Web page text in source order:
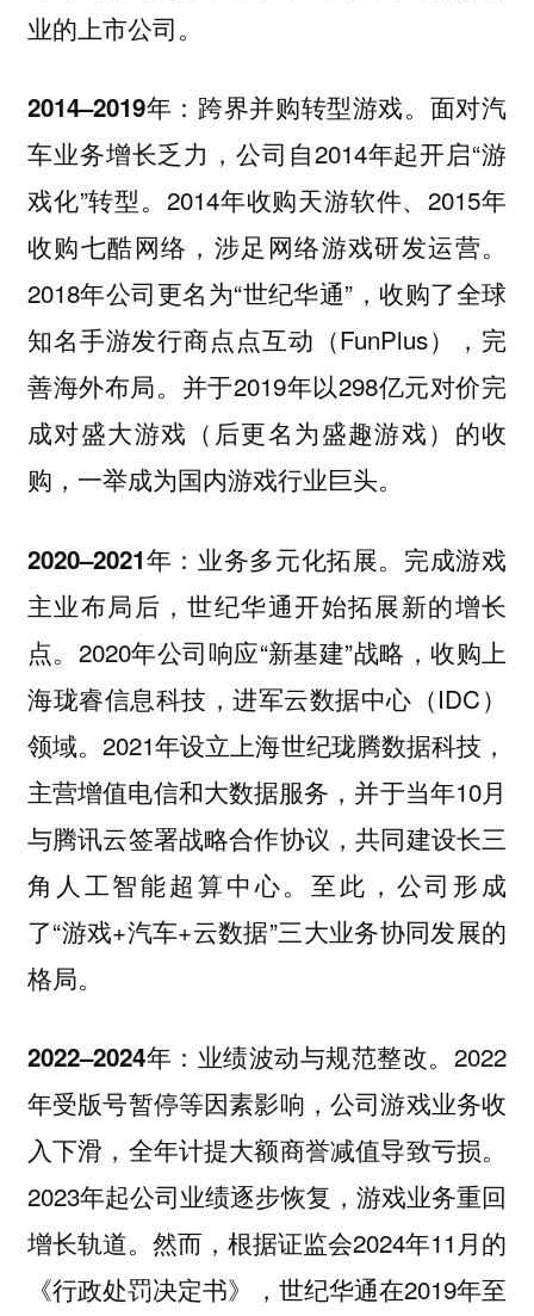
业的上市公司。
2014–2019年：跨界并购转型游戏。 面对汽
车业务增长乏力，公司自2014年起开启“游
戏化”转型。2014年收购天游软件、2015年
收购七酷网络，涉足网络游戏研发运营。
2018年公司更名为“世纪华通”，收购了全球
知名手游发行商点点互动（FunPlus），完
善海外布局。并于2019年以298亿元对价完
成对盛大游戏（后更名为盛趣游戏）的收
购，一举成为国内游戏行业巨头。
2020–2021年：业务多元化拓展。 完成游戏
主业布局后，世纪华通开始拓展新的增长
点。2020年公司响应“新基建”战略，收购上
海珑睿信息科技，进军云数据中心（IDC）
领域。2021年设立上海世纪珑腾数据科技，
主营增值电信和大数据服务，并于当年10月
与腾讯云签署战略合作协议，共同建设长三
角人工智能超算中心。至此，公司形成
了“游戏+汽车+云数据”三大业务协同发展的
格局。
2022–2024年：业绩波动与规范整改。2022
年受版号暂停等因素影响，公司游戏业务收
入下滑，全年计提大额商誉减值导致亏损。
2023年起公司业绩逐步恢复，游戏业务重回
增长轨道。然而，根据证监会2024年11月的
《行政处罚决定书》，世纪华通在2019年至